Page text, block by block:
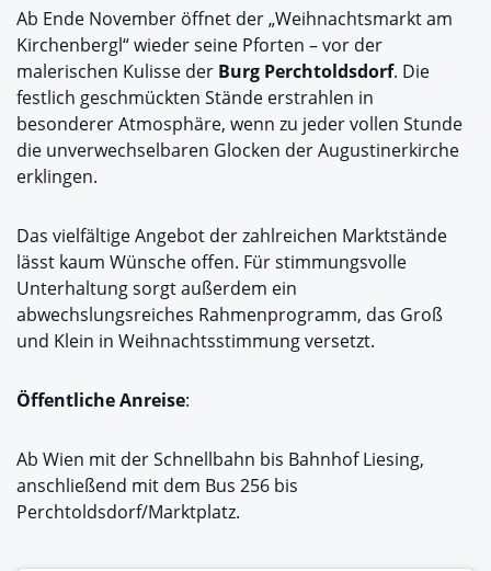
Ab Ende November öffnet der „Weihnachtsmarkt am
Kirchenbergl“ wieder seine Pforten – vor der
malerischen Kulisse der Burg Perchtoldsdorf. Die
festlich geschmückten Stände erstrahlen in
besonderer Atmosphäre, wenn zu jeder vollen Stunde
die unverwechselbaren Glocken der Augustinerkirche
erklingen.
Das vielfältige Angebot der zahlreichen Marktstände
lässt kaum Wünsche offen. Für stimmungsvolle
Unterhaltung sorgt außerdem ein
abwechslungsreiches Rahmenprogramm, das Groß
und Klein in Weihnachtsstimmung versetzt.
Öffentliche Anreise:
Ab Wien mit der Schnellbahn bis Bahnhof Liesing,
anschließend mit dem Bus 256 bis
Perchtoldsdorf/Marktplatz.